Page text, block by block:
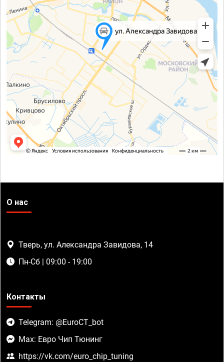
О нас
Тверь, ул. Александра Завидова, 14
Пн-Сб | 09:00 - 19:00
Контакты
Telegram: @EuroCT_bot
Max: Евро Чип Тюнинг
https://vk.com/euro_chip_tuning